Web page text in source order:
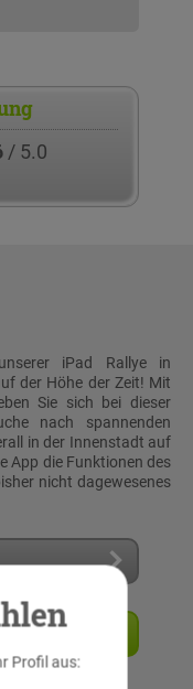
/ 5.0
iPad Rallye in
der Höhe der Zeit! Mit
Sie sich bei dieser
nach spannenden
in der Innenstadt auf
App die Funktionen des
nicht dagewesenes
Profil aus: